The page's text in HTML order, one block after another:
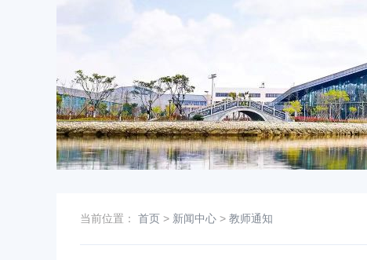
当前位置： 首页 > 新闻中心 > 教师通知